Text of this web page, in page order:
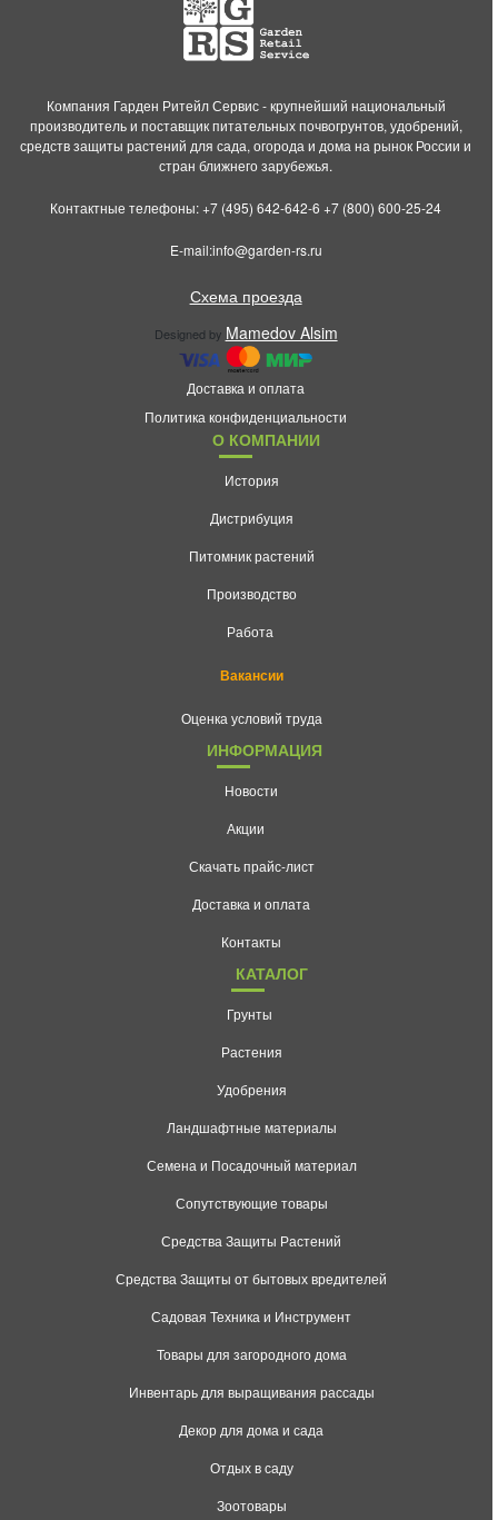
Компания Гарден Ритейл Сервис - крупнейший национальный
производитель и поставщик питательных почвогрунтов, удобрений,
средств защиты растений для сада, огорода и дома на рынок России и
стран ближнего зарубежья.
Контактные телефоны:+7 (495) 642-642-6 +7 (800) 600-25-24
E-mail:info@garden-rs.ru
Схема проезда
Designed by Mamedov Alsim
Доставка и оплата
Политика конфиденциальности
О КОМПАНИИ
История
Дистрибуция
Питомник растений
Производство
Работа
Вакансии
Оценка условий труда
ИНФОРМАЦИЯ
Новости
Акции
Скачать прайс-лист
Доставка и оплата
Контакты
КАТАЛОГ
Грунты
Растения
Удобрения
Ландшафтные материалы
Семена и Посадочный материал
Сопутствующие товары
Средства Защиты Растений
Средства Защиты от бытовых вредителей
Садовая Техника и Инструмент
Товары для загородного дома
Инвентарь для выращивания рассады
Декор для дома и сада
Отдых в саду
Зоотовары